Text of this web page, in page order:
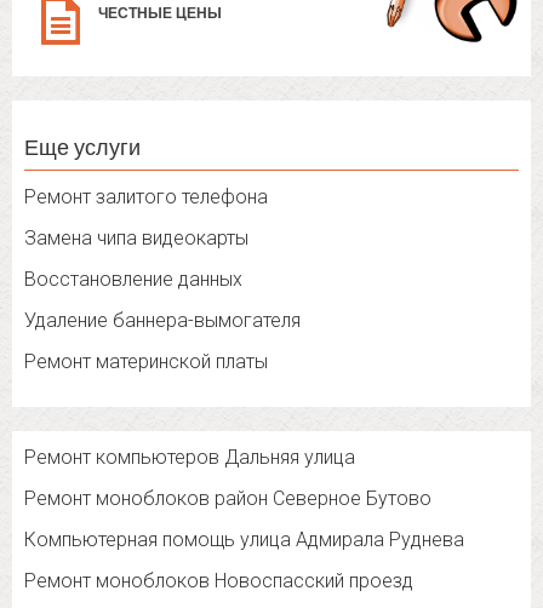
ЧЕСТНЫЕ ЦЕНЫ
Еще услуги
Ремонт залитого телефона
Замена чипа видеокарты
Восстановление данных
Удаление баннера-вымогателя
Ремонт материнской платы
Ремонт компьютеров Дальняя улица
Ремонт моноблоков район Северное Бутово
Компьютерная помощь улица Адмирала Руднева
Ремонт моноблоков Новоспасский проезд